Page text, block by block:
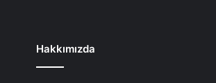
Hakkımızda